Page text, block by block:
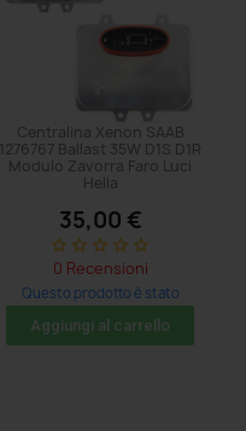
Centralina Xenon SAAB
1276767 Ballast 35W D1S D1R
Modulo Zavorra Faro Luci
Hella
35,00 €
star_border star_border star_border star_border star_border
0 Recensioni
Questo prodotto è stato
acquistato: 8 volte
Aggiungi al carrello